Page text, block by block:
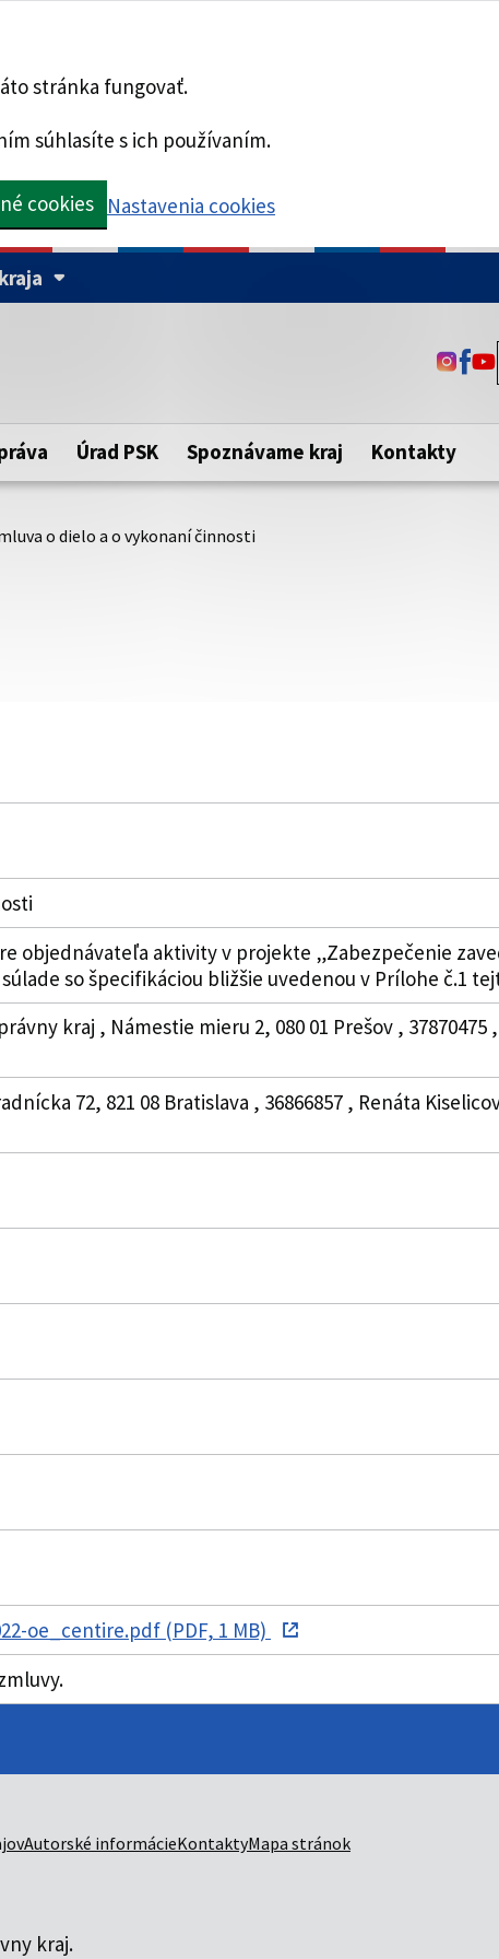
stránka fungovať.
súhlasíte s ich používaním.
cookies Nastavenia cookies
kraja.
Táto stránka je zabezpečená
zabezpečenú webovú stránku.
https:// pred názvom domény
Úrad PSK Spoznávame kraj Kontakty
o dielo a o vykonaní činnosti
objednávateľa aktivity v projekte „Zabezpečenie
so špecifikáciou bližšie uvedenou v Prílohe č.1
kraj , Námestie mieru 2, 080 01 Prešov , 37870475
72, 821 08 Bratislava , 36866857 , Renáta
oe_centire.pdf (PDF, 1 MB)
Autorské informácieKontaktyMapa stránok
kraj.